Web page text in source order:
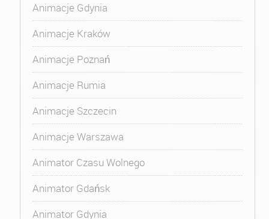
Animacje Gdynia
Animacje Kraków
Animacje Poznań
Animacje Rumia
Animacje Szczecin
Animacje Warszawa
Animator Czasu Wolnego
Animator Gdańsk
Animator Gdynia